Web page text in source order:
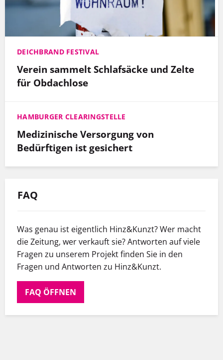
DEICHBRAND FESTIVAL
Verein sammelt Schlafsäcke und Zelte
für Obdachlose
HAMBURGER CLEARINGSTELLE
Medizinische Versorgung von
Bedürftigen ist gesichert
FAQ
Was genau ist eigentlich Hinz&Kunzt? Wer macht
die Zeitung, wer verkauft sie? Antworten auf viele
Fragen zu unserem Projekt finden Sie in den
Fragen und Antworten zu Hinz&Kunzt.
FAQ ÖFFNEN